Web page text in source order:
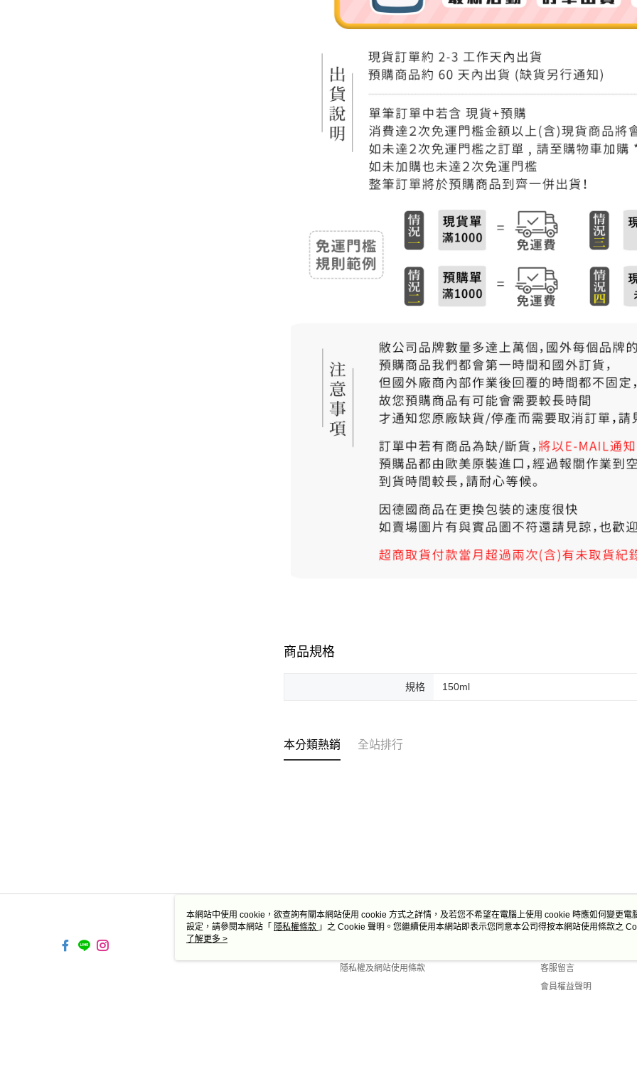
商品規格
規格 150ml
本分類熱銷 全站排行
關於我們
隱私權及網站使用條款
客服資訊
客服留言
會員權益聲明
本網站中使用 cookie，欲查詢有關本網站使用 cookie 方式之詳情，及若您不希望在電腦上使用 cookie 時應如何變更電
設定，請參閱本網站「 隱私權條款 」之 Cookie 聲明。您繼續使用本網站即表示您同意本公司得按本網站使用條款之
使用 cookie。
了解更多 >